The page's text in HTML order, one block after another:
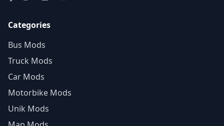
Categories
Bus Mods
Truck Mods
Car Mods
Motorbike Mods
Unik Mods